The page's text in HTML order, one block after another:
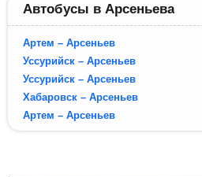
Автобусы в Арсеньева
Артем – Арсеньев
Уссурийск – Арсеньев
Уссурийск – Арсеньев
Хабаровск – Арсеньев
Артем – Арсеньев